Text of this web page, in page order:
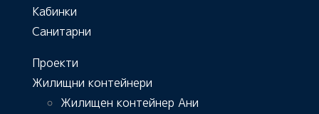
Кабинки
Санитарни
Проекти
Жилищни контейнери
Жилищен контейнер Ани